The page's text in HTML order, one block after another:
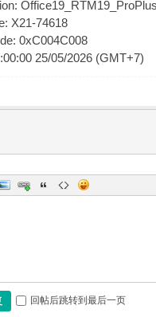
X21-74618
0xC004C008
25/05/2026 (GMT+7)
回帖后跳转到最后一页